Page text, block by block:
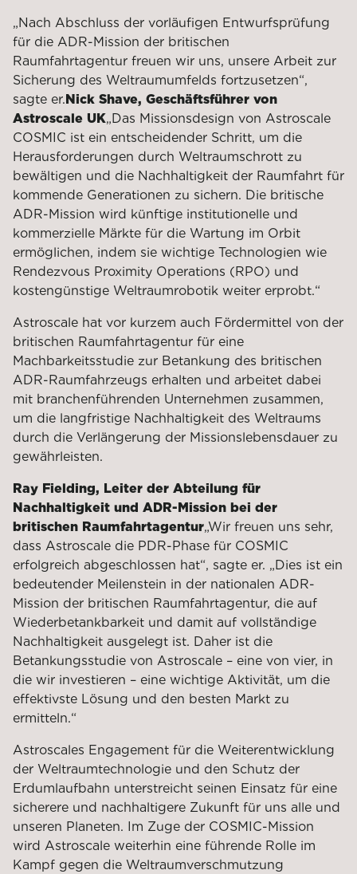
„Nach Abschluss der vorläufigen Entwurfsprüfung
für die ADR-Mission der britischen
Raumfahrtagentur freuen wir uns, unsere Arbeit zur
Sicherung des Weltraumumfelds fortzusetzen“,
sagte er. Nick Shave, Geschäftsführer von
Astroscale UK„Das Missionsdesign von Astroscale
COSMIC ist ein entscheidender Schritt, um die
Herausforderungen durch Weltraumschrott zu
bewältigen und die Nachhaltigkeit der Raumfahrt für
kommende Generationen zu sichern. Die britische
ADR-Mission wird künftige institutionelle und
kommerzielle Märkte für die Wartung im Orbit
ermöglichen, indem sie wichtige Technologien wie
Rendezvous Proximity Operations (RPO) und
kostengünstige Weltraumrobotik weiter erprobt.“
Astroscale hat vor kurzem auch Fördermittel von der
britischen Raumfahrtagentur für eine
Machbarkeitsstudie zur Betankung des britischen
ADR-Raumfahrzeugs erhalten und arbeitet dabei
mit branchenführenden Unternehmen zusammen,
um die langfristige Nachhaltigkeit des Weltraums
durch die Verlängerung der Missionslebensdauer zu
gewährleisten.
Ray Fielding, Leiter der Abteilung für
Nachhaltigkeit und ADR-Mission bei der
britischen Raumfahrtagentur„Wir freuen uns sehr,
dass Astroscale die PDR-Phase für COSMIC
erfolgreich abgeschlossen hat“, sagte er. „Dies ist ein
bedeutender Meilenstein in der nationalen ADR-
Mission der britischen Raumfahrtagentur, die auf
Wiederbetankbarkeit und damit auf vollständige
Nachhaltigkeit ausgelegt ist. Daher ist die
Betankungsstudie von Astroscale – eine von vier, in
die wir investieren – eine wichtige Aktivität, um die
effektivste Lösung und den besten Markt zu
ermitteln.“
Astroscales Engagement für die Weiterentwicklung
der Weltraumtechnologie und den Schutz der
Erdumlaufbahn unterstreicht seinen Einsatz für eine
sicherere und nachhaltigere Zukunft für uns alle und
unseren Planeten. Im Zuge der COSMIC-Mission
wird Astroscale weiterhin eine führende Rolle im
Kampf gegen die Weltraumverschmutzung